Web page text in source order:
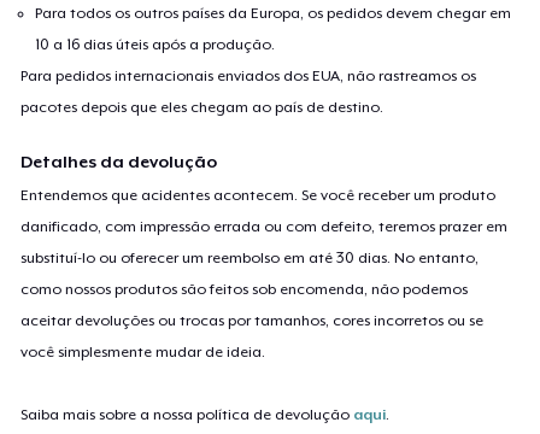
Para todos os outros países da Europa, os pedidos devem chegar em
10 a 16 dias úteis após a produção.
Para pedidos internacionais enviados dos EUA, não rastreamos os
pacotes depois que eles chegam ao país de destino.
Detalhes da devolução
Entendemos que acidentes acontecem. Se você receber um produto
danificado, com impressão errada ou com defeito, teremos prazer em
substituí-lo ou oferecer um reembolso em até 30 dias. No entanto,
como nossos produtos são feitos sob encomenda, não podemos
aceitar devoluções ou trocas por tamanhos, cores incorretos ou se
você simplesmente mudar de ideia.
Saiba mais sobre a nossa política de devolução aqui.